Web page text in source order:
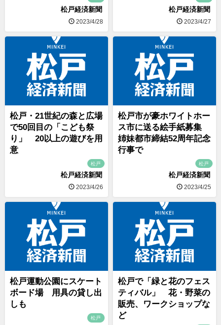
松戸経済新聞
2023/4/28
松戸経済新聞
2023/4/27
松戸・21世紀の森と広場
で50回目の「こども祭
り」 20以上の遊びを用
意
松戸
松戸経済新聞
2023/4/26
松戸市が豪ホワイトホー
ス市に送る絵手紙募集
姉妹都市締結52周年記念
行事で
松戸
松戸経済新聞
2023/4/25
松戸運動公園にスケート
ボード場 用具の貸し出
しも
松戸
松戸で「緑と花のフェス
ティバル」 花・野菜の
販売、ワークショップな
ど